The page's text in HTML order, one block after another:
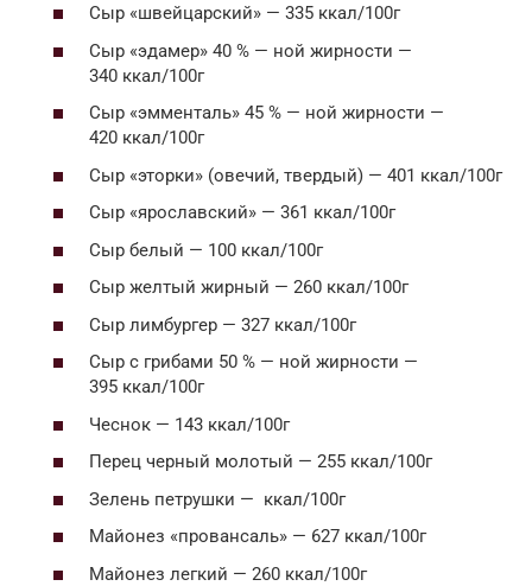
Сыр «швейцарский» — 335 ккал/100г
Сыр «эдамер» 40 % — ной жирности —
340 ккал/100г
Сыр «эмменталь» 45 % — ной жирности —
420 ккал/100г
Сыр «эторки» (овечий, твердый) — 401 ккал/100г
Сыр «ярославский» — 361 ккал/100г
Сыр белый — 100 ккал/100г
Сыр желтый жирный — 260 ккал/100г
Сыр лимбургер — 327 ккал/100г
Сыр с грибами 50 % — ной жирности —
395 ккал/100г
Чеснок — 143 ккал/100г
Перец черный молотый — 255 ккал/100г
Зелень петрушки — ккал/100г
Майонез «провансаль» — 627 ккал/100г
Майонез легкий — 260 ккал/100г